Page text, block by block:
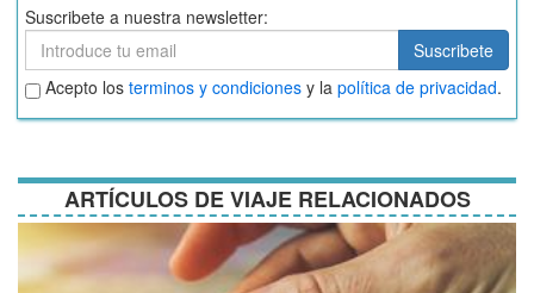
Suscribete a nuestra newsletter:
Suscribete
Suscribete
Aceptar
términos
y
Acepto los terminos y condiciones y la política de privacidad.
ARTÍCULOS DE VIAJE RELACIONADOS